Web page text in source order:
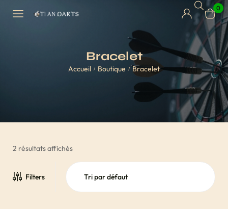
0
Bracelet
Accueil / Boutique / Bracelet
2 résultats affichés
Filters